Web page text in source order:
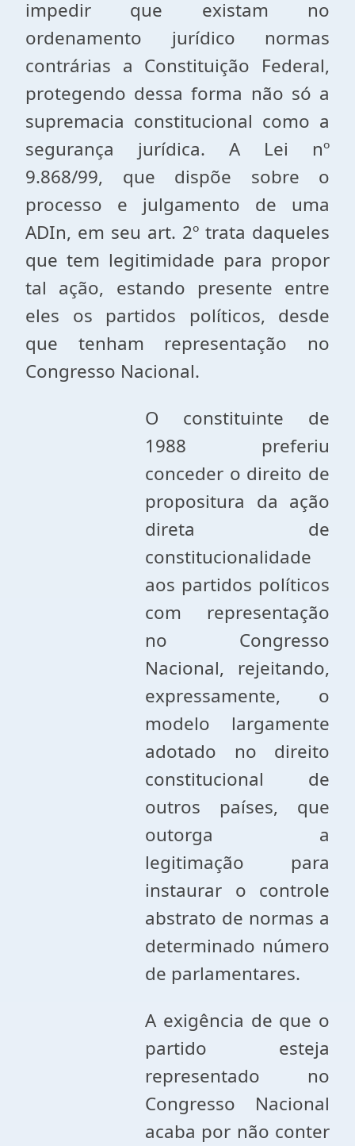
impedir que existam no
ordenamento jurídico normas
contrárias a Constituição Federal,
protegendo dessa forma não só a
supremacia constitucional como a
segurança jurídica. A Lei nº
9.868/99, que dispõe sobre o
processo e julgamento de uma
ADIn, em seu art. 2º trata daqueles
que tem legitimidade para propor
tal ação, estando presente entre
eles os partidos políticos, desde
que tenham representação no
Congresso Nacional.
O constituinte de
1988 preferiu
conceder o direito de
propositura da ação
direta de
constitucionalidade
aos partidos políticos
com representação
no Congresso
Nacional, rejeitando,
expressamente, o
modelo largamente
adotado no direito
constitucional de
outros países, que
outorga a
legitimação para
instaurar o controle
abstrato de normas a
determinado número
de parlamentares.
A exigência de que o
partido esteja
representado no
Congresso Nacional
acaba por não conter